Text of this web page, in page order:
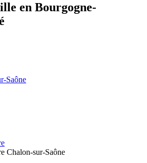
en Bourgogne-
Saône
Chalon-sur-Saône